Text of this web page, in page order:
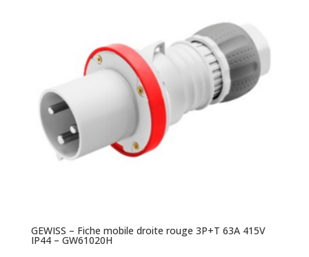
GEWISS – Fiche mobile droite rouge 3P+T 63A 415V
IP44 – GW61020H